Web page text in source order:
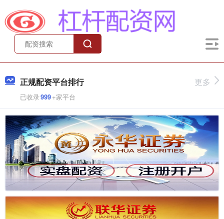
正规配资平台排行
已收录999+家平台
更多